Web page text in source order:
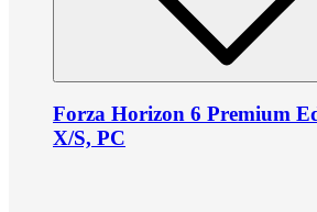
Forza Horizon 6 Premium
X/S, PC